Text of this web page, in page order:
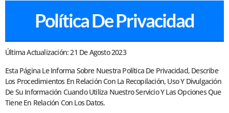
Política De Privacidad
Última Actualización: 21 De Agosto 2023
Esta Página Le Informa Sobre Nuestra Política De Privacidad, Describe
Los Procedimientos En Relación Con La Recopilación, Uso Y Divulgación
De Su Información Cuando Utiliza Nuestro Servicio Y Las Opciones Que
Tiene En Relación Con Los Datos.